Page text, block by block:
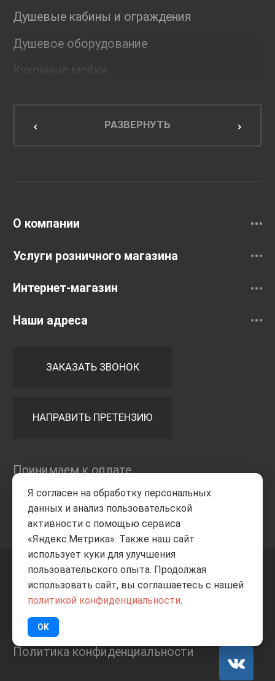
Душевые кабины и ограждения
Душевое оборудование
Кухонные мойки
Мебель для кухниРАЗВЕРНУТЬ
О компании
Услуги розничного магазина
Интернет-магазин
Наши адреса
ЗАКАЗАТЬ ЗВОНОК
НАПРАВИТЬ ПРЕТЕНЗИЮ
Принимаем к оплате
+7 8332205-805 ВВЕРХ
ИП Баранов А.С. 2026
Политика конфиденциальности
Я согласен на обработку персональных
данных и анализ пользовательской
активности с помощью сервиса
«Яндекс.Метрика». Также наш сайт
использует куки для улучшения
пользовательского опыта. Продолжая
использовать сайт, вы соглашаетесь с нашей
политикой конфиденциальности.
OK